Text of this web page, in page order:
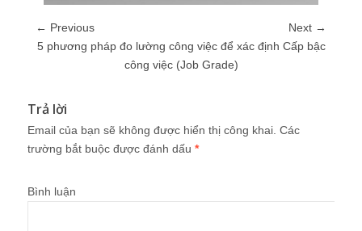
← Previous
Next →
5 phương pháp đo lường công việc để xác định Cấp bậc
công việc (Job Grade)
Trả lời
Email của bạn sẽ không được hiển thị công khai. Các
trường bắt buộc được đánh dấu *
Bình luận